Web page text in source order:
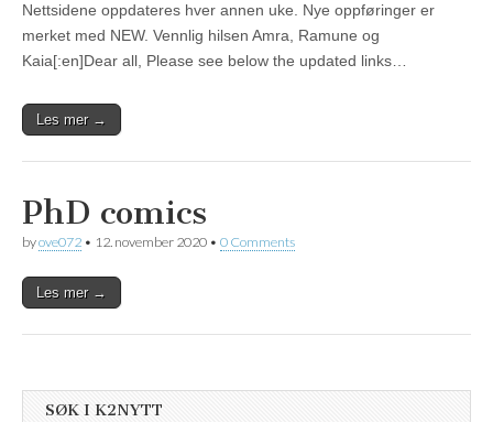
Nettsidene oppdateres hver annen uke. Nye oppføringer er
merket med NEW. Vennlig hilsen Amra, Ramune og
Kaia[:en]Dear all, Please see below the updated links…
Les mer →
PhD comics
byove072 • 12. november 2020 • 0 Comments
Les mer →
SØK I K2NYTT